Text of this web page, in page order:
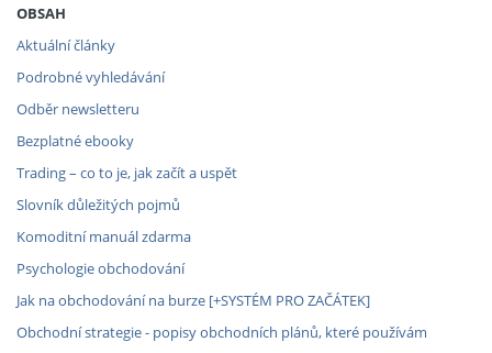
OBSAH
Aktuální články
Podrobné vyhledávání
Odběr newsletteru
Bezplatné ebooky
Trading – co to je, jak začít a uspět
Slovník důležitých pojmů
Komoditní manuál zdarma
Psychologie obchodování
Jak na obchodování na burze [+SYSTÉM PRO ZAČÁTEK]
Obchodní strategie - popisy obchodních plánů, které používám